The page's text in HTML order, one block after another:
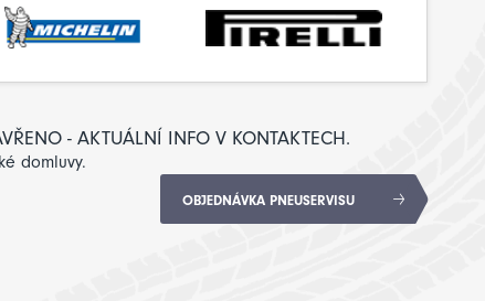
- AKTUÁLNÍ INFO V KONTAKTECH.
domluvy.
OBJEDNÁVKA PNEUSERVISU